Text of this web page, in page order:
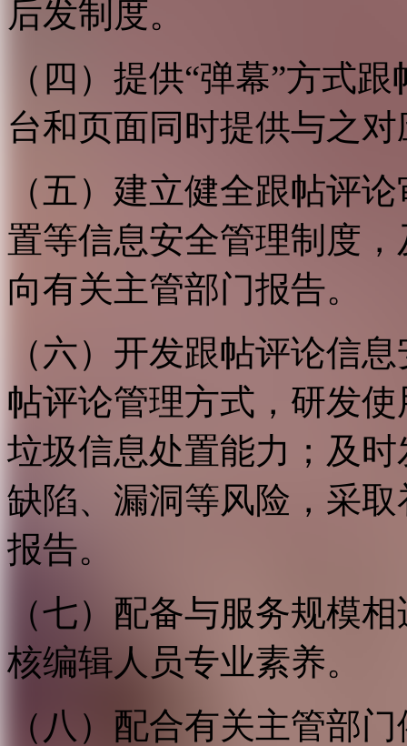
后发制度。
（四）提供“弹幕”方式
台和页面同时提供与之
（五）建立健全跟帖评
置等信息安全管理制度
向有关主管部门报告。
（六）开发跟帖评论信
帖评论管理方式，研发
垃圾信息处置能力；及
缺陷、漏洞等风险，采
报告。
（七）配备与服务规模
核编辑人员专业素养。
（八）配合有关主管部